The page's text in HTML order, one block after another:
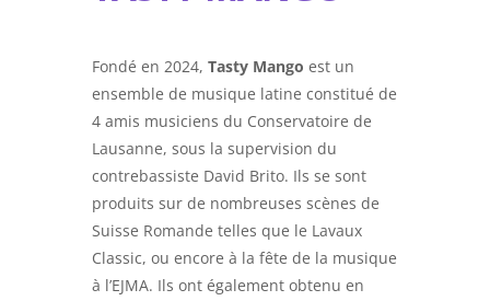
Fondé en 2024, Tasty Mango est un
ensemble de musique latine constitué de
4 amis musiciens du Conservatoire de
Lausanne, sous la supervision du
contrebassiste David Brito. Ils se sont
produits sur de nombreuses scènes de
Suisse Romande telles que le Lavaux
Classic, ou encore à la fête de la musique
à l’EJMA. Ils ont également obtenu en